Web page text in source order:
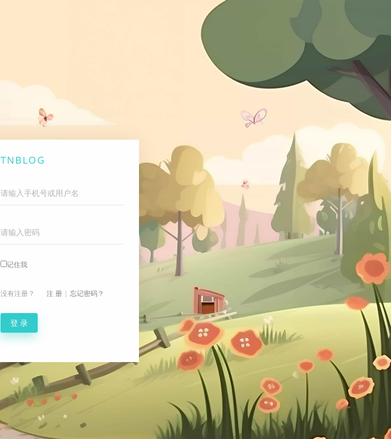
TNBLOG
记住我
没有注册？ 注 册| 忘记密码？